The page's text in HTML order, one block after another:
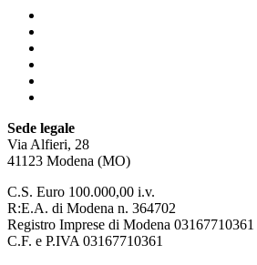
Sede legale
Via Alfieri, 28
41123 Modena (MO)
C.S. Euro 100.000,00 i.v.
R:E.A. di Modena n. 364702
Registro Imprese di Modena 03167710361
C.F. e P.IVA 03167710361